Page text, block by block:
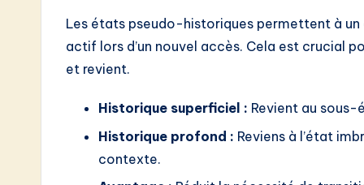
Les états pseudo-historiques permettent à
actif lors d’un nouvel accès. Cela est crucial
et revient.
Historique superficiel : Revient au
Historique profond : Reviens à l’état
contexte.